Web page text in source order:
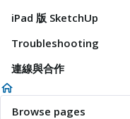
iPad 版 SketchUp
Troubleshooting
連線與合作
Browse pages